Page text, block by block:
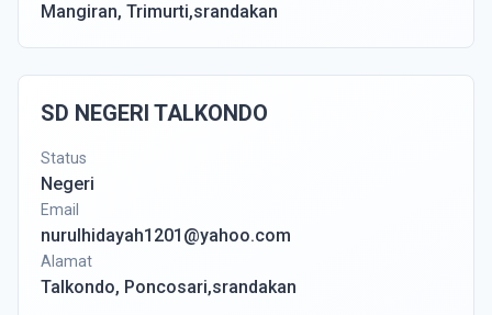
Mangiran, Trimurti,srandakan
SD NEGERI TALKONDO
Status
Negeri
Email
nurulhidayah1201@yahoo.com
Alamat
Talkondo, Poncosari,srandakan